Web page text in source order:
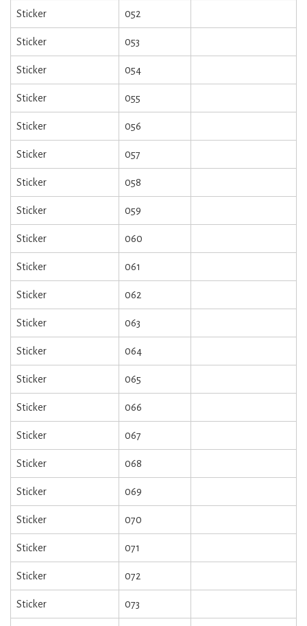
Sticker 052
Sticker 053
Sticker 054
Sticker 055
Sticker 056
Sticker 057
Sticker 058
Sticker 059
Sticker 060
Sticker 061
Sticker 062
Sticker 063
Sticker 064
Sticker 065
Sticker 066
Sticker 067
Sticker 068
Sticker 069
Sticker 070
Sticker 071
Sticker 072
Sticker 073